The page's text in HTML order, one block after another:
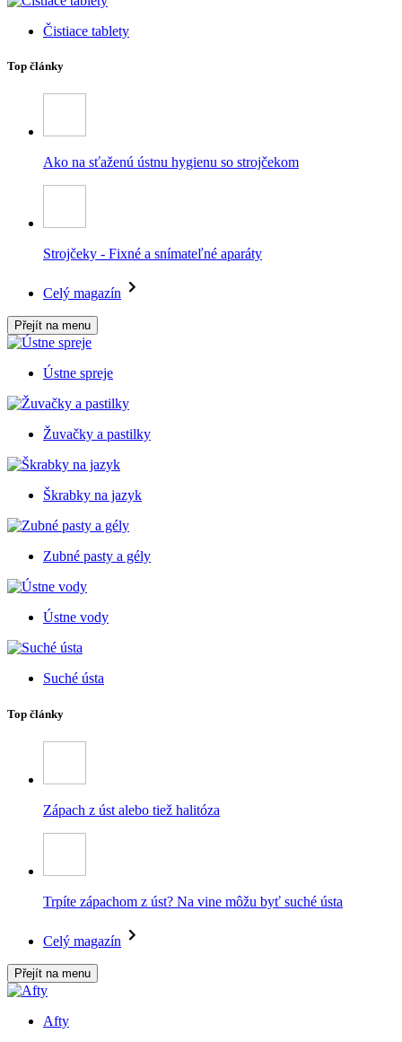
Čistiace tablety
Top články
Ako na sťaženú ústnu hygienu so strojčekom
Strojčeky - Fixné a snímateľné aparáty
Celý magazín
Přejít na menu
Ústne spreje
Žuvačky a pastilky
Škrabky na jazyk
Zubné pasty a gély
Ústne vody
Suché ústa
Top články
Zápach z úst alebo tiež halitóza
Trpíte zápachom z úst? Na vine môžu byť suché ústa
Celý magazín
Přejít na menu
Afty